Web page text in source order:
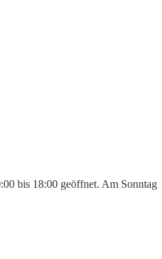
bis 18:00 geöffnet. Am Sonntag